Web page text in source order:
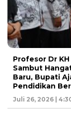
Profesor Dr
Sambut
Baru, Bupati
Pendidikan
Juli 26, 2026 |